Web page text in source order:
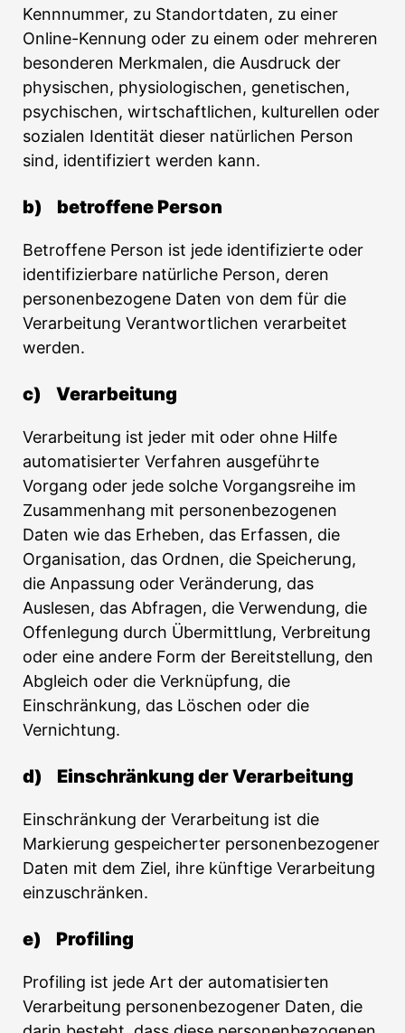
Kennnummer, zu Standortdaten, zu einer
Online-Kennung oder zu einem oder mehreren
besonderen Merkmalen, die Ausdruck der
physischen, physiologischen, genetischen,
psychischen, wirtschaftlichen, kulturellen oder
sozialen Identität dieser natürlichen Person
sind, identifiziert werden kann.
b) betroffene Person
Betroffene Person ist jede identifizierte oder
identifizierbare natürliche Person, deren
personenbezogene Daten von dem für die
Verarbeitung Verantwortlichen verarbeitet
werden.
c) Verarbeitung
Verarbeitung ist jeder mit oder ohne Hilfe
automatisierter Verfahren ausgeführte
Vorgang oder jede solche Vorgangsreihe im
Zusammenhang mit personenbezogenen
Daten wie das Erheben, das Erfassen, die
Organisation, das Ordnen, die Speicherung,
die Anpassung oder Veränderung, das
Auslesen, das Abfragen, die Verwendung, die
Offenlegung durch Übermittlung, Verbreitung
oder eine andere Form der Bereitstellung, den
Abgleich oder die Verknüpfung, die
Einschränkung, das Löschen oder die
Vernichtung.
d) Einschränkung der Verarbeitung
Einschränkung der Verarbeitung ist die
Markierung gespeicherter personenbezogener
Daten mit dem Ziel, ihre künftige Verarbeitung
einzuschränken.
e) Profiling
Profiling ist jede Art der automatisierten
Verarbeitung personenbezogener Daten, die